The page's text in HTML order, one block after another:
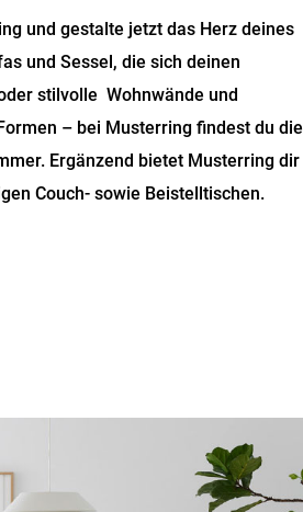
und gestalte jetzt das Herz deines
und Sessel, die sich deinen
stilvolle Wohnwände und
– bei Musterring findest du die
Ergänzend bietet Musterring dir
Couch- sowie Beistelltischen.